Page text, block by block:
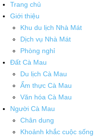
Trang chủ
Giới thiệu
Khu du lịch Nhà Mát
Dịch vụ Nhà Mát
Phòng nghỉ
Đất Cà Mau
Du lịch Cà Mau
Ẩm thực Cà Mau
Văn hóa Cà Mau
Người Cà Mau
Chân dung
Khoảnh khắc cuộc sống